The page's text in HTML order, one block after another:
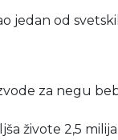
jedan od
za negu
živote 2,5